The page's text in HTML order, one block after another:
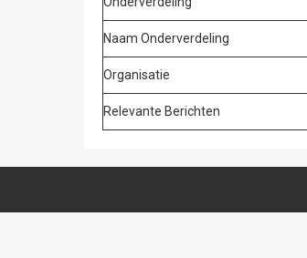
Naam Onderverdeling
Organisatie
Relevante Berichten